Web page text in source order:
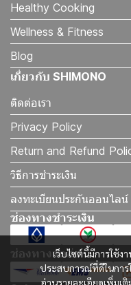
เว็บไซต์นี้มีการใช้
ประสบการณ์ที่ดีในการ
อ่านรายละเอียดเพิ่มเ
Healthy Cooking
Wellness & Fitness
Blog
เกี่ยวกับ SHIMONO
ติดต่อเรา
Privacy Policy
Return and Refund
วิธีการชำระเงิน
ลงทะเบียนประกันออนไลน์
ช่องทางชำระเงิน
ช่องทางจัดส่ง